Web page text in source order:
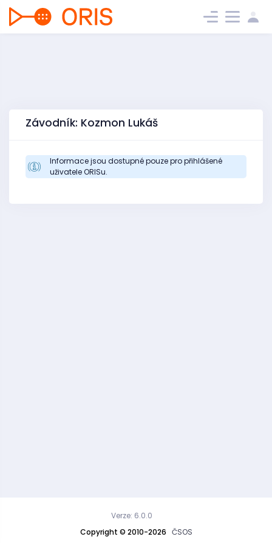
Závodník: Kozmon Lukáš
Informace jsou dostupné pouze pro přihlášené
uživatele ORISu.
Copyright © 2010-2026 ČSOS
Verze: 6.0.0